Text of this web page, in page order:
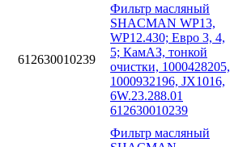
612630010239
Фильтр масляный
SHACMAN WP13,
WP12.430; Eвро 3, 4,
5; КамАЗ, тонкой
очистки, 1000428205,
1000932196, JX1016,
6W.23.288.01
612630010239
Фильтр масляный